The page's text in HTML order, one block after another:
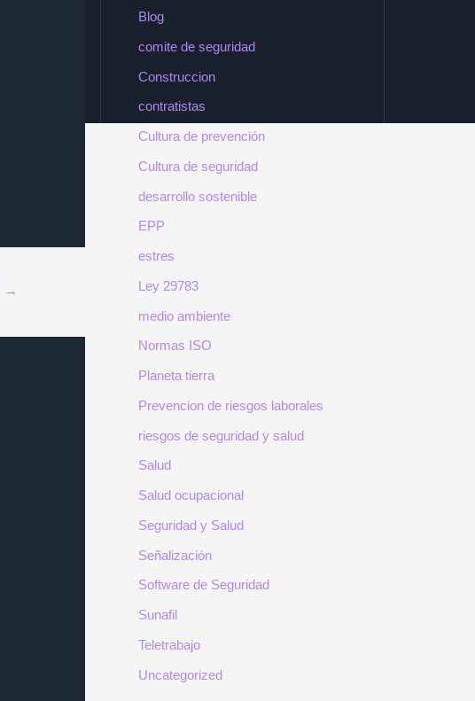
→
Blog
comite de seguridad
Construccion
contratistas
Cultura de prevención
Cultura de seguridad
desarrollo sostenible
EPP
estres
Ley 29783
medio ambiente
Normas ISO
Planeta tierra
Prevencion de riesgos laborales
riesgos de seguridad y salud
Salud
Salud ocupacional
Seguridad y Salud
Señalización
Software de Seguridad
Sunafil
Teletrabajo
Uncategorized